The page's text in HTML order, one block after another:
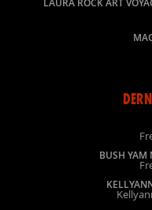
BUSH YAM